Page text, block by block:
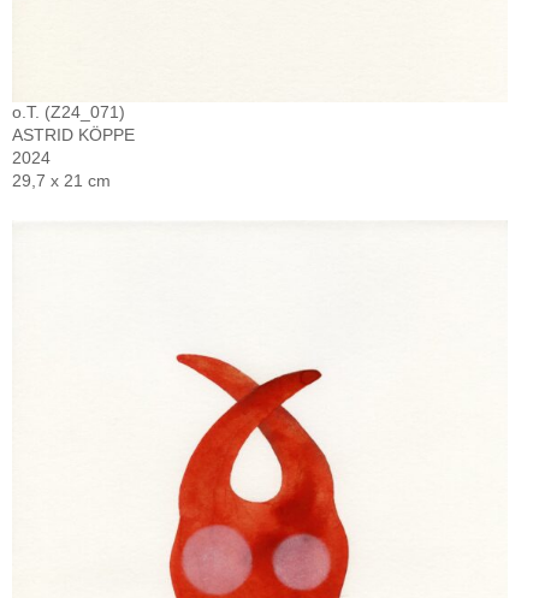
o.T. (Z24_071)
ASTRID KÖPPE
2024
29,7 x 21 cm